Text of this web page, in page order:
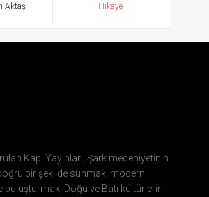
Aktaş Hikaye
Kapı Yayınları, Şark medeniyetinin
doğru bir şekilde sunmak, modern
buluşturmak, Doğu ve Batı kültürlerini